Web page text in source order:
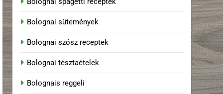
Bolognai sütemények
Bolognai szósz receptek
Bolognai tésztaételek
Bolognais reggeli